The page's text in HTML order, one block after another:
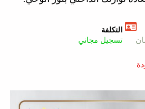
التكلفة
تسجيل مجاني